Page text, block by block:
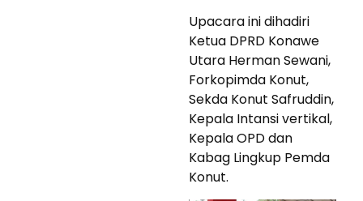
Upacara ini dihadiri
Ketua DPRD Konawe
Utara Herman Sewani,
Forkopimda Konut,
Sekda Konut Safruddin,
Kepala Intansi vertikal,
Kepala OPD dan
Kabag Lingkup Pemda
Konut.